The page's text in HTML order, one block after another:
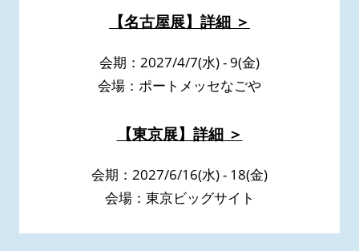
【名古屋展】詳細 ＞
会期：2027/4/7(水) - 9(金)
会場：ポートメッセなごや
【東京展】詳細 ＞
会期：2027/6/16(水) - 18(金)
会場：東京ビッグサイト